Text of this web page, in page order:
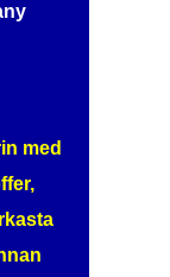
med